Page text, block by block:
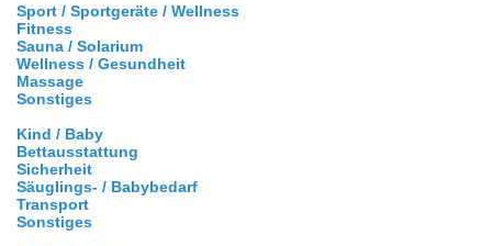
Sport / Sportgeräte / Wellness
Fitness
Sauna / Solarium
Wellness / Gesundheit
Massage
Sonstiges
Kind / Baby
Bettausstattung
Sicherheit
Säuglings- / Babybedarf
Transport
Sonstiges